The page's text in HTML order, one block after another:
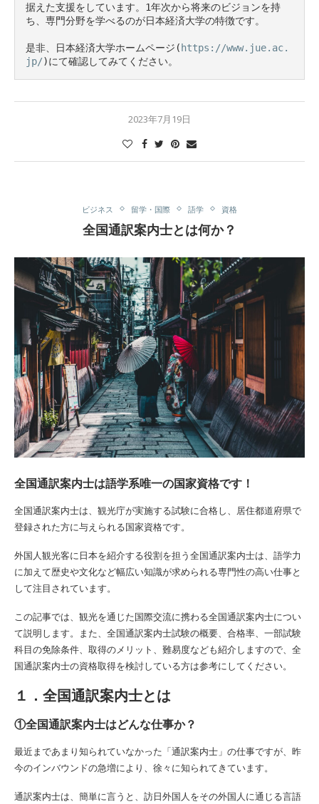
据えた支援をしています。1年次から将来のビジョンを持
ち、専門分野を学べるのが日本経済大学の特徴です。
是非、日本経済大学ホームページ( https://www.jue.ac.
jp/)にて確認してみてください。
2023年7月19日
ビジネス 留学・国際 語学 資格
全国通訳案内士とは何か？
全国通訳案内士は語学系唯一の国家資格です！
全国通訳案内士は、観光庁が実施する試験に合格し、居住都道府県で
登録された方に与えられる国家資格です。
外国人観光客に日本を紹介する役割を担う全国通訳案内士は、語学力
に加えて歴史や文化など幅広い知識が求められる専門性の高い仕事と
して注目されています。
この記事では、観光を通じた国際交流に携わる全国通訳案内士につい
て説明します。また、全国通訳案内士試験の概要、合格率、一部試験
科目の免除条件、取得のメリット、難易度なども紹介しますので、全
国通訳案内士の資格取得を検討している方は参考にしてください。
１．全国通訳案内士とは
①全国通訳案内士はどんな仕事か？
最近まであまり知られていなかった「通訳案内士」の仕事ですが、昨
今のインバウンドの急増により、徐々に知られてきています。
通訳案内士は、簡単に言うと、訪日外国人をその外国人に通じる言語